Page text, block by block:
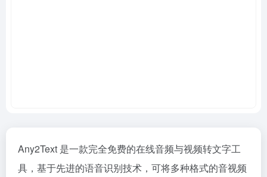
Any2Text 是一款完全免费的在线音频与视频转文字工
具，基于先进的语音识别技术，可将多种格式的音视频